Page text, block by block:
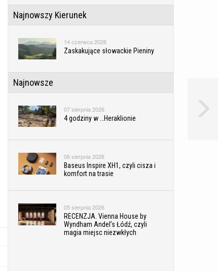
Najnowszy Kierunek
14 czerwca 2026
Zaskakujące słowackie Pieniny
Najnowsze
07 sierpnia 2026
4 godziny w …Heraklionie
06 sierpnia 2026
Baseus Inspire XH1, czyli cisza i
komfort na trasie
05 sierpnia 2026
RECENZJA. Vienna House by
Wyndham Andel’s Łódź, czyli
magia miejsc niezwkłych